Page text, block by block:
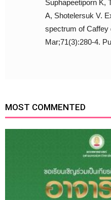
Suphapeetiporn K,
A, Shotelersuk V.
spectrum of Caffey
Mar;71(3):280-4.
MOST COMMENTED